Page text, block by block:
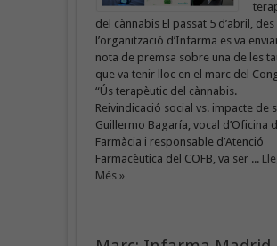
del cànnabis El passat 5 d’abril, des
l’organització d’Infarma es va
nota de premsa sobre una de les
que va tenir lloc en el marc del
“Ús terapèutic del cànnabis.
Reivindicació social vs. impacte de
Guillermo Bagaría, vocal d’Oficina
Farmàcia i responsable d’Atenció
Farmacèutica del COFB, va ser ...
Més »